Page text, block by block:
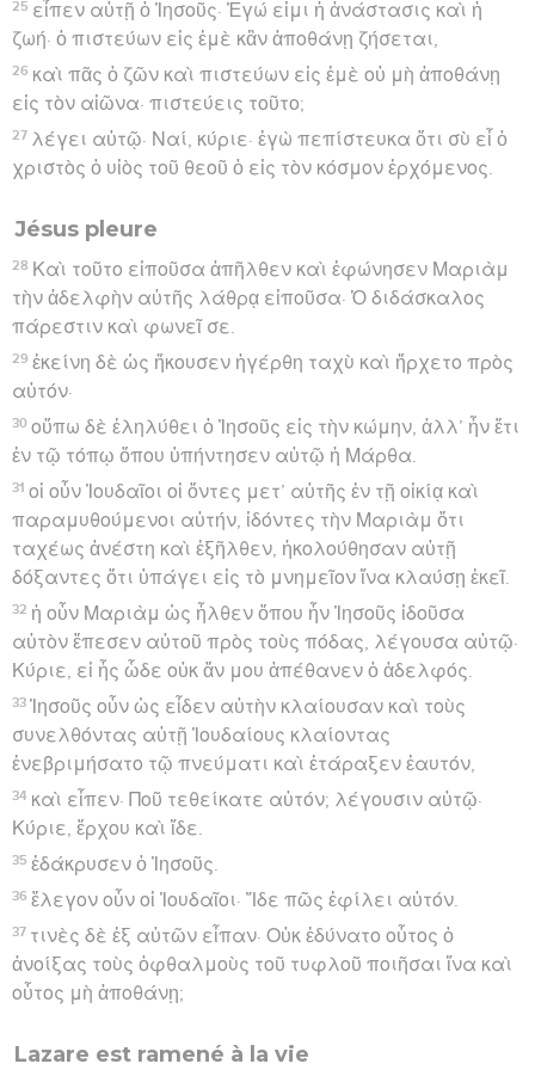
25 εἶπεν αὐτῇ ὁ Ἰησοῦς· Ἐγώ εἰμι ἡ ἀνάστασις καὶ ἡ
ζωή· ὁ πιστεύων εἰς ἐμὲ κἂν ἀποθάνῃ ζήσεται,
26 καὶ πᾶς ὁ ζῶν καὶ πιστεύων εἰς ἐμὲ οὐ μὴ ἀποθάνῃ
εἰς τὸν αἰῶνα· πιστεύεις τοῦτο;
27 λέγει αὐτῷ· Ναί, κύριε· ἐγὼ πεπίστευκα ὅτι σὺ εἶ ὁ
χριστὸς ὁ υἱὸς τοῦ θεοῦ ὁ εἰς τὸν κόσμον ἐρχόμενος.
Jésus pleure
28 Καὶ τοῦτο εἰποῦσα ἀπῆλθεν καὶ ἐφώνησεν Μαριὰμ
τὴν ἀδελφὴν αὐτῆς λάθρᾳ εἰποῦσα· Ὁ διδάσκαλος
πάρεστιν καὶ φωνεῖ σε.
29 ἐκείνη δὲ ὡς ἤκουσεν ἠγέρθη ταχὺ καὶ ἤρχετο πρὸς
αὐτόν·
30 οὔπω δὲ ἐληλύθει ὁ Ἰησοῦς εἰς τὴν κώμην, ἀλλ’ ἦν ἔτι
ἐν τῷ τόπῳ ὅπου ὑπήντησεν αὐτῷ ἡ Μάρθα.
31 οἱ οὖν Ἰουδαῖοι οἱ ὄντες μετ’ αὐτῆς ἐν τῇ οἰκίᾳ καὶ
παραμυθούμενοι αὐτήν, ἰδόντες τὴν Μαριὰμ ὅτι
ταχέως ἀνέστη καὶ ἐξῆλθεν, ἠκολούθησαν αὐτῇ
δόξαντες ὅτι ὑπάγει εἰς τὸ μνημεῖον ἵνα κλαύσῃ ἐκεῖ.
32 ἡ οὖν Μαριὰμ ὡς ἦλθεν ὅπου ἦν Ἰησοῦς ἰδοῦσα
αὐτὸν ἔπεσεν αὐτοῦ πρὸς τοὺς πόδας, λέγουσα αὐτῷ·
Κύριε, εἰ ἦς ὧδε οὐκ ἄν μου ἀπέθανεν ὁ ἀδελφός.
33 Ἰησοῦς οὖν ὡς εἶδεν αὐτὴν κλαίουσαν καὶ τοὺς
συνελθόντας αὐτῇ Ἰουδαίους κλαίοντας
ἐνεβριμήσατο τῷ πνεύματι καὶ ἐτάραξεν ἑαυτόν,
34 καὶ εἶπεν· Ποῦ τεθείκατε αὐτόν; λέγουσιν αὐτῷ·
Κύριε, ἔρχου καὶ ἴδε.
35 ἐδάκρυσεν ὁ Ἰησοῦς.
36 ἔλεγον οὖν οἱ Ἰουδαῖοι· Ἴδε πῶς ἐφίλει αὐτόν.
37 τινὲς δὲ ἐξ αὐτῶν εἶπαν· Οὐκ ἐδύνατο οὗτος ὁ
ἀνοίξας τοὺς ὀφθαλμοὺς τοῦ τυφλοῦ ποιῆσαι ἵνα καὶ
οὗτος μὴ ἀποθάνῃ;
Lazare est ramené à la vie